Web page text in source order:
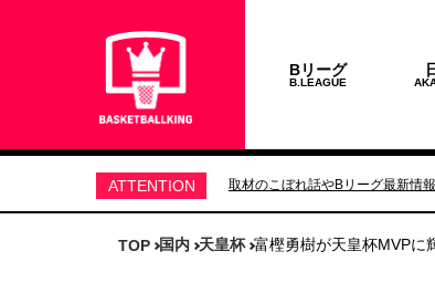
Bリーグ
B.LEAGUE
ATTENTION 取材のこぼれ話やBリーグ最新情
TOP 国内 天皇杯 富樫勇樹が天皇杯MVP